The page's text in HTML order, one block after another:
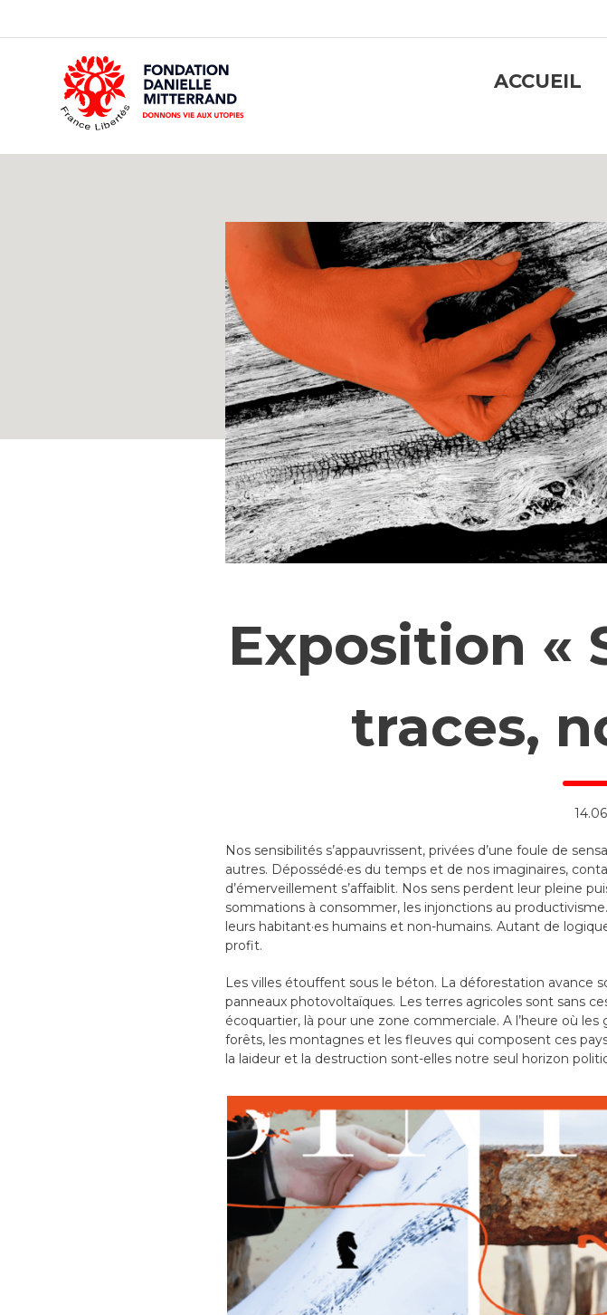
CONTENT
ACCUEIL
Exposition «
traces,
Nos sensibilités s’appauvrissent, privées d’une foule de
autres. Dépossédé·es du temps et de nos imaginaires,
d’émerveillement s’affaiblit. Nos sens perdent leur pleine
sommations à consommer, les injonctions au
leurs habitant·es humains et non-humains. Autant de
profit.
Les villes étouffent sous le béton. La déforestation avance
panneaux photovoltaïques. Les terres agricoles sont sans
écoquartier, là pour une zone commerciale. A l’heure où
forêts, les montagnes et les fleuves qui composent ces
la laideur et la destruction sont-elles notre seul horizon